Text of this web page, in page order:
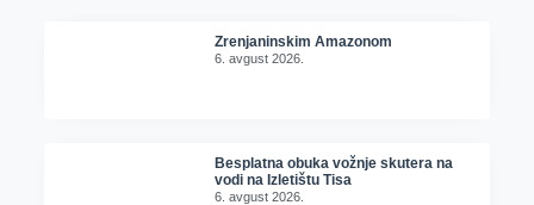
Zrenjaninskim Amazonom
6. avgust 2026.
Besplatna obuka vožnje skutera na
vodi na Izletištu Tisa
6. avgust 2026.